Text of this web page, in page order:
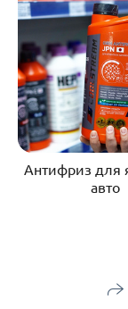
Антифриз для
авто